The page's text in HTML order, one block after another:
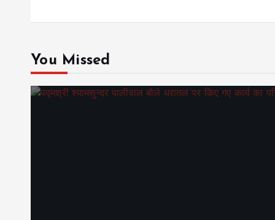
You Missed